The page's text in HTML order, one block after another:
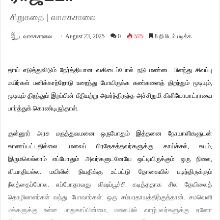
சிறுகதை | வாசகசாலை
வாசகசாலை August 23, 2025 0 575 8 நிமிடம் படிக்க
தாய் எடுத்துவிடும் நேர்த்தியான வகிடைப்போல் நடு மண்டை பிளந்து சிவப்பு
மயிர்கள் பனிக்காற்றோடு உறைந்து போயிருக்க கண்களைத் திறந்தும் மூடியும்,
மூடியும் திறந்தும் இறப்பின் பீதியற்று அமர்ந்திருந்த அச்சிறுமி கிளியோபாட்ராவை
பார்த்துக் கொண்டிருந்தாள்.
குன்னூர் அரசு மருத்துவமனை ஒருபோதும் இத்தனை நோயாளிகளுடன்
காணப்பட்டதில்லை. மலைப் பிரதேசத்தவர்களுக்கு காய்ச்சல், கபம்,
இருமலெல்லாம் எப்போதும் அவர்களுடனேயே ஒட்டியிருக்கும் ஒரு நிலை,
வியாதியல்ல. மயிலின் நியதிக்கு உட்பட்டு தோகையில் படிந்திருக்கும்
நீலத்தைப்போல. எப்போதாவது விஷப்பூச்சி கடித்ததாக சில தேயிலைத்
தொழிலாளர்கள் வந்து போவார்கள். ஒரு சம்பரதாயத்திற்குத்தான். சமவெளி
மக்களுக்கு உள்ள பாதுகாப்பின்மை, மலையில் வாழ்பவர்களுக்கு ஏனோ